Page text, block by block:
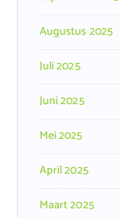
Augustus 2025
Juli 2025
Juni 2025
Mei 2025
April 2025
Maart 2025